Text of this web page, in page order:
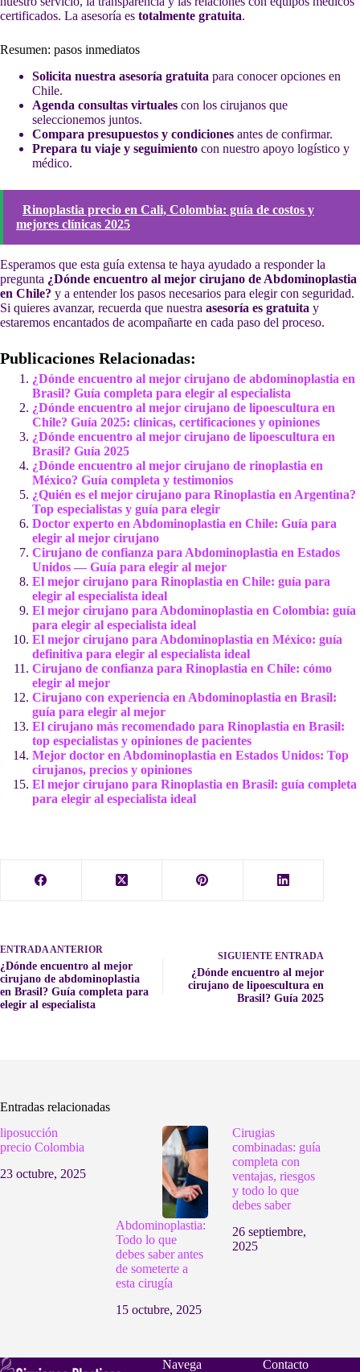
certificados. La asesoría es totalmente gratuita.
Resumen: pasos inmediatos
Solicita nuestra asesoría gratuita para conocer opciones en
Chile.
Agenda consultas virtuales con los cirujanos que
seleccionemos juntos.
Compara presupuestos y condiciones antes de confirmar.
Prepara tu viaje y seguimiento con nuestro apoyo logístico y
médico.
Rinoplastia precio en Cali, Colombia: guía de costos y
mejores clínicas 2025
Esperamos que esta guía extensa te haya ayudado a responder la
pregunta ¿Dónde encuentro al mejor cirujano de Abdominoplastia
en Chile? y a entender los pasos necesarios para elegir con seguridad.
Si quieres avanzar, recuerda que nuestra asesoría es gratuita y
estaremos encantados de acompañarte en cada paso del proceso.
Publicaciones Relacionadas:
¿Dónde encuentro al mejor cirujano de abdominoplastia en
Brasil? Guía completa para elegir al especialista
¿Dónde encuentro al mejor cirujano de lipoescultura en
Chile? Guía 2025: clínicas, certificaciones y opiniones
¿Dónde encuentro al mejor cirujano de lipoescultura en
Brasil? Guía 2025
¿Dónde encuentro al mejor cirujano de rinoplastia en
México? Guía completa y testimonios
¿Quién es el mejor cirujano para Rinoplastia en Argentina?
Top especialistas y guía para elegir
Doctor experto en Abdominoplastia en Chile: Guía para
elegir al mejor cirujano
Cirujano de confianza para Abdominoplastia en Estados
Unidos — Guía para elegir al mejor
El mejor cirujano para Rinoplastia en Chile: guía para
elegir al especialista ideal
El mejor cirujano para Abdominoplastia en Colombia: guía
para elegir al especialista ideal
El mejor cirujano para Abdominoplastia en México: guía
definitiva para elegir al especialista ideal
Cirujano de confianza para Rinoplastia en Chile: cómo
elegir al mejor
Cirujano con experiencia en Abdominoplastia en Brasil:
guía para elegir al mejor
El cirujano más recomendado para Rinoplastia en Brasil:
top especialistas y opiniones de pacientes
Mejor doctor en Abdominoplastia en Estados Unidos: Top
cirujanos, precios y opiniones
El mejor cirujano para Rinoplastia en Brasil: guía completa
para elegir al especialista ideal
ENTRADA ANTERIOR
¿Dónde encuentro al mejor
cirujano de abdominoplastia
en Brasil? Guía completa para
elegir al especialista
SIGUIENTEENTRADA
¿Dónde encuentro al mejor
cirujano de lipoescultura en
Brasil? Guía 2025
Entradas relacionadas
liposucción
precio Colombia
23 octubre, 2025
Abdominoplastia:
Todo lo que
debes saber antes
de someterte a
esta cirugía
15 octubre, 2025
Cirugias
combinadas: guía
completa con
ventajas, riesgos
y todo lo que
debes saber
26 septiembre,
2025
Navega
Contacto